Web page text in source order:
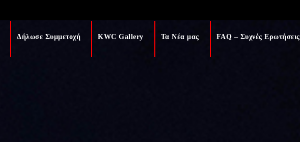
Δήλωσε Συμμετοχή KWC Gallery Τα Νέα μας FAQ – Συχνές Ερωτήσεις